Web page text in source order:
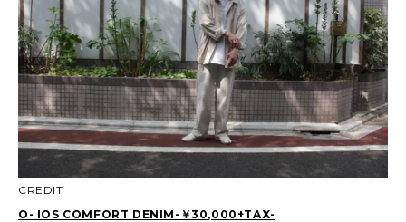
CREDIT
O- IOS COMFORT DENIM-￥30,000+TAX-